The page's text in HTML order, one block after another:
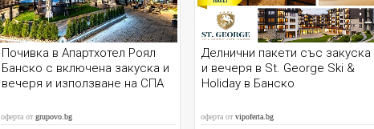
Почивка в Апартхотел Роял
Банско с включена закуска и
вечеря и използване на СПА
оферта от grupovo.bg
Делнични пакети със закуска
и вечеря в St. George Ski &
Holiday в Банско
оферта от vipoferta.bg